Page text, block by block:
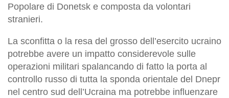
Popolare di Donetsk e composta da volontari
stranieri.
La sconfitta o la resa del grosso dell’esercito ucraino
potrebbe avere un impatto considerevole sulle
operazioni militari spalancando di fatto la porta al
controllo russo di tutta la sponda orientale del Dnepr
nel centro sud dell’Ucraina ma potrebbe influenzare